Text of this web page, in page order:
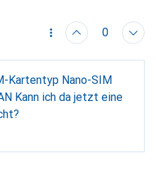
0
Kartentyp Nano-SIM